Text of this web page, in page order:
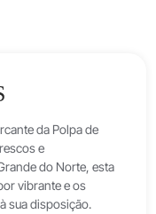
da Polpa de
e
do Norte, esta
vibrante e os
sua disposição.